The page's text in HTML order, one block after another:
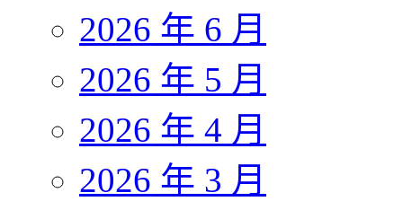
2026 年 6 月
2026 年 5 月
2026 年 4 月
2026 年 3 月